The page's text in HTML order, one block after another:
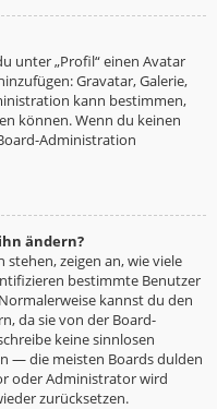
unter „Profil“ einen Avatar
Gravatar, Galerie,
kann bestimmen,
können. Wenn du keinen
Administration
ändern?
zeigen an, wie viele
bestimmte Benutzer
kannst du den
da sie von der Board-
keine sinnlosen
— die meisten Boards dulden
oder Administrator wird
zurücksetzen.